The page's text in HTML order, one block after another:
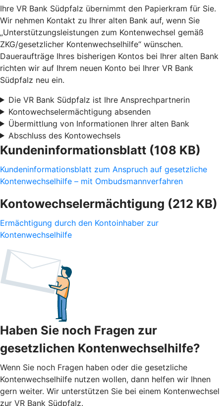
Ihre VR Bank Südpfalz übernimmt den Papierkram für Sie.
Wir nehmen Kontakt zu Ihrer alten Bank auf, wenn Sie
„Unterstützungsleistungen zum Kontenwechsel gemäß
ZKG/gesetzlicher Kontenwechselhilfe“ wünschen.
Daueraufträge Ihres bisherigen Kontos bei Ihrer alten Bank
richten wir auf Ihrem neuen Konto bei Ihrer VR Bank
Südpfalz neu ein.
Die VR Bank Südpfalz ist Ihre Ansprechpartnerin
Kontowechselermächtigung absenden
Übermittlung von Informationen Ihrer alten Bank
Abschluss des Kontowechsels
Kundeninformationsblatt (108 KB)
Kundeninformationsblatt zum Anspruch auf gesetzliche
Kontenwechselhilfe – mit Ombudsmannverfahren
Kontowechselermächtigung (212 KB)
Ermächtigung durch den Kontoinhaber zur
Kontenwechselhilfe
Haben Sie noch Fragen zur
gesetzlichen Kontenwechselhilfe?
Wenn Sie noch Fragen haben oder die gesetzliche
Kontenwechselhilfe nutzen wollen, dann helfen wir Ihnen
gern weiter. Wir unterstützen Sie bei einem Kontenwechsel
zur VR Bank Südpfalz.